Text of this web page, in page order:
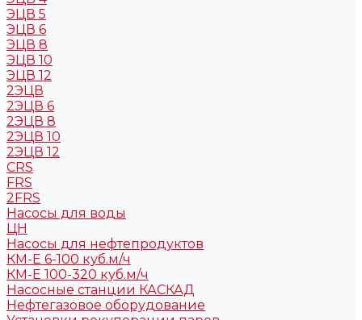
ЭЦВ 5
ЭЦВ 6
ЭЦВ 8
ЭЦВ 10
ЭЦВ 12
2ЭЦВ
2ЭЦВ 6
2ЭЦВ 8
2ЭЦВ 10
2ЭЦВ 12
CRS
FRS
2FRS
Насосы для воды
ЦН
Насосы для нефтепродуктов
КМ-Е 6-100 куб.м/ч
КМ-Е 100-320 куб.м/ч
Насосные станции КАСКАД
Нефтегазовое оборудование